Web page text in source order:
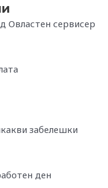
Овластен сервисер
забелешки
ден